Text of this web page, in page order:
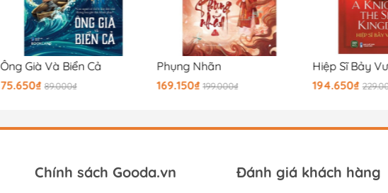
Ông Già Và Biển Cả
75.650₫ 89.000₫
Phụng Nhãn
169.150₫ 199.000₫
Hiệp Sĩ Bảy
194.650₫
Chính sách Gooda.vn Đánh giá khách hàng